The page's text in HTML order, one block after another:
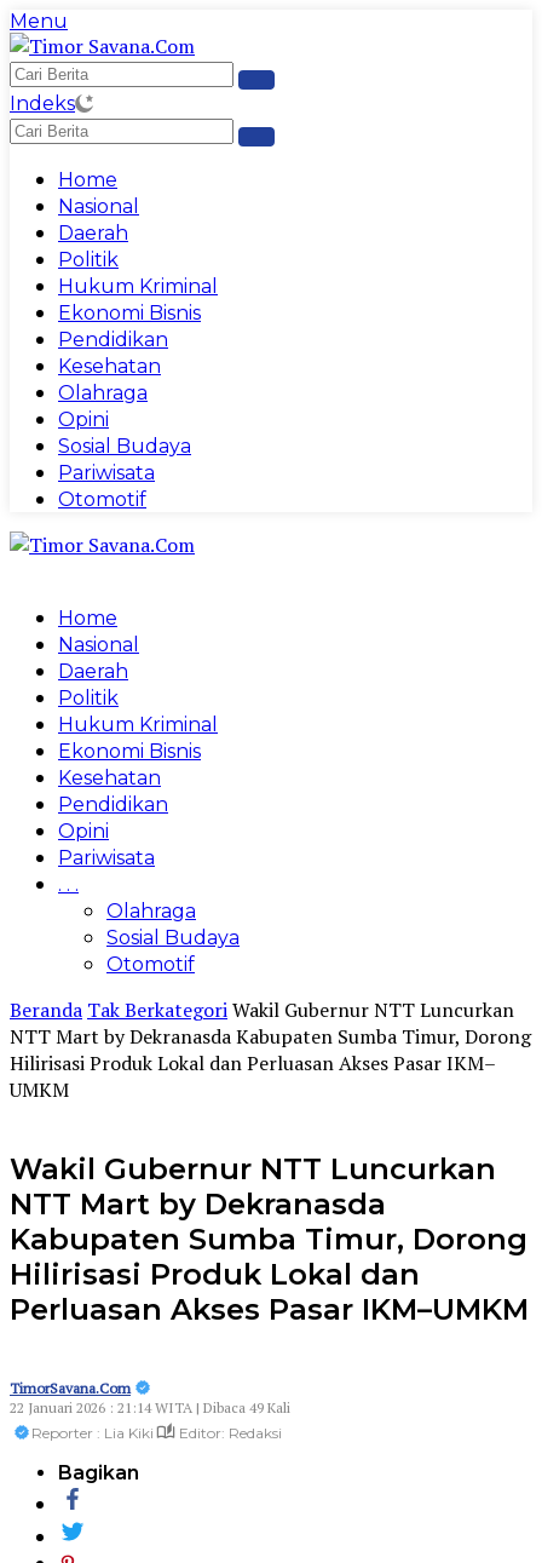
Langsung
ke
konten
Menu
Indeks
Home
Nasional
Daerah
Politik
Hukum Kriminal
Ekonomi Bisnis
Pendidikan
Kesehatan
Olahraga
Opini
Sosial Budaya
Pariwisata
Otomotif
Home
Nasional
Daerah
Politik
Hukum Kriminal
Ekonomi Bisnis
Kesehatan
Pendidikan
Opini
Pariwisata
. . .
Olahraga
Sosial Budaya
Otomotif
Beranda Tak BerkategoriWakil Gubernur NTT Luncurkan
NTT Mart by Dekranasda Kabupaten Sumba Timur, Dorong
Hilirisasi Produk Lokal dan Perluasan Akses Pasar IKM–
UMKM
Wakil Gubernur NTT Luncurkan
NTT Mart by Dekranasda
Kabupaten Sumba Timur, Dorong
Hilirisasi Produk Lokal dan
Perluasan Akses Pasar IKM–UMKM
TimorSavana.Com
22 Januari 2026 : 21:14 WITA | Dibaca 49 Kali
Reporter : Lia Kiki
Editor: Redaksi
Bagikan